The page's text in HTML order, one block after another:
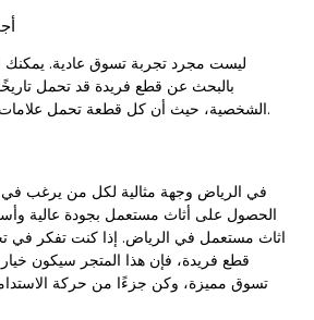
7.
بالبحث عن قطع فريدة قد تحمل
الشخصية، حيث أن كل قطعة تحمل علامات الزمن وتاريخ استعمالها.
الحصول على أثاث مستعمل بجودة عالية
اثاث مستعمل في الرياض. إذا كنت تفكر في
قطع فريدة، فإن هذا المتجر سيكون
تسوق مميزة، وكن جزءًا من حركة